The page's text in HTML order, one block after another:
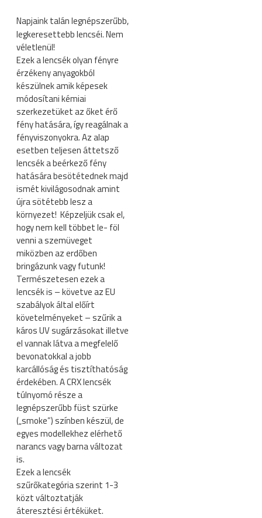
Napjaink talán legnépszerűbb,
legkeresettebb lencséi. Nem
véletlenül!
Ezek a lencsék olyan fényre
érzékeny anyagokból
készülnek amik képesek
módosítani kémiai
szerkezetüket az őket érő
fény hatására, így reagálnak a
fényviszonyokra. Az alap
esetben teljesen áttetsző
lencsék a beérkező fény
hatására besötétednek majd
ismét kivilágosodnak amint
újra sötétebb lesz a
környezet! Képzeljük csak el,
hogy nem kell többet le- föl
venni a szemüveget
miközben az erdőben
bringázunk vagy futunk!
Természetesen ezek a
lencsék is – követve az EU
szabályok által előírt
követelményeket – szűrik a
káros UV sugárzásokat illetve
el vannak látva a megfelelő
bevonatokkal a jobb
karcállóság és tisztíthatóság
érdekében. A CRX lencsék
túlnyomó része a
legnépszerűbb füst szürke
(„smoke”) színben készül, de
egyes modellekhez elérhető
narancs vagy barna változat
is.
Ezek a lencsék
szűrőkategória szerint 1-3
közt változtatják
áteresztési értéküket.